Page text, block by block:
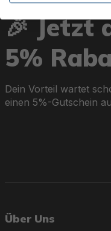
🎉 Jetzt
5%
Dein Vorteil wartet
einen 5%-Gutschein
Über Uns